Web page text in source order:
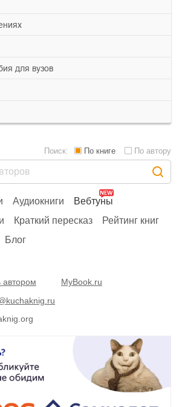
для вузов
Аудиокниги
Вебтуны
Краткий пересказ
Рейтинг книг
Блог
Поиск: По книге По автору
автором
MyBook.ru